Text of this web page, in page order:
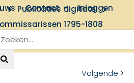
Contact Inloggen
Publicaties digitaal
1795-1808
Volgende >